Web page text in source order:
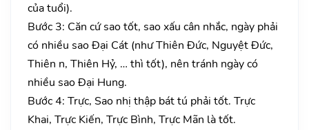
của tuổi).
Bước 3: Căn cứ sao tốt, sao xấu cân nhắc, ngày phải
có nhiều sao Đại Cát (như Thiên Đức, Nguyệt Đức,
Thiên n, Thiên Hỷ, … thì tốt), nên tránh ngày có
nhiều sao Đại Hung.
Bước 4: Trực, Sao nhị thập bát tú phải tốt. Trực
Khai, Trực Kiến, Trực Bình, Trực Mãn là tốt.